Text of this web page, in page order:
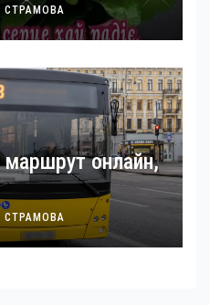
СТРАМОВА
маршрут онлайн,
СТРАМОВА